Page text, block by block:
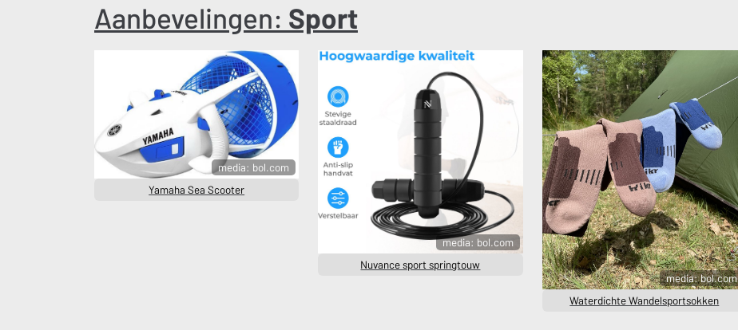
Aanbevelingen: Sport
media: bol.com
Yamaha Sea Scooter
media: bol.com
Nuvance sport springtouw
media: bol.com
Waterdichte Wandelsportsokken